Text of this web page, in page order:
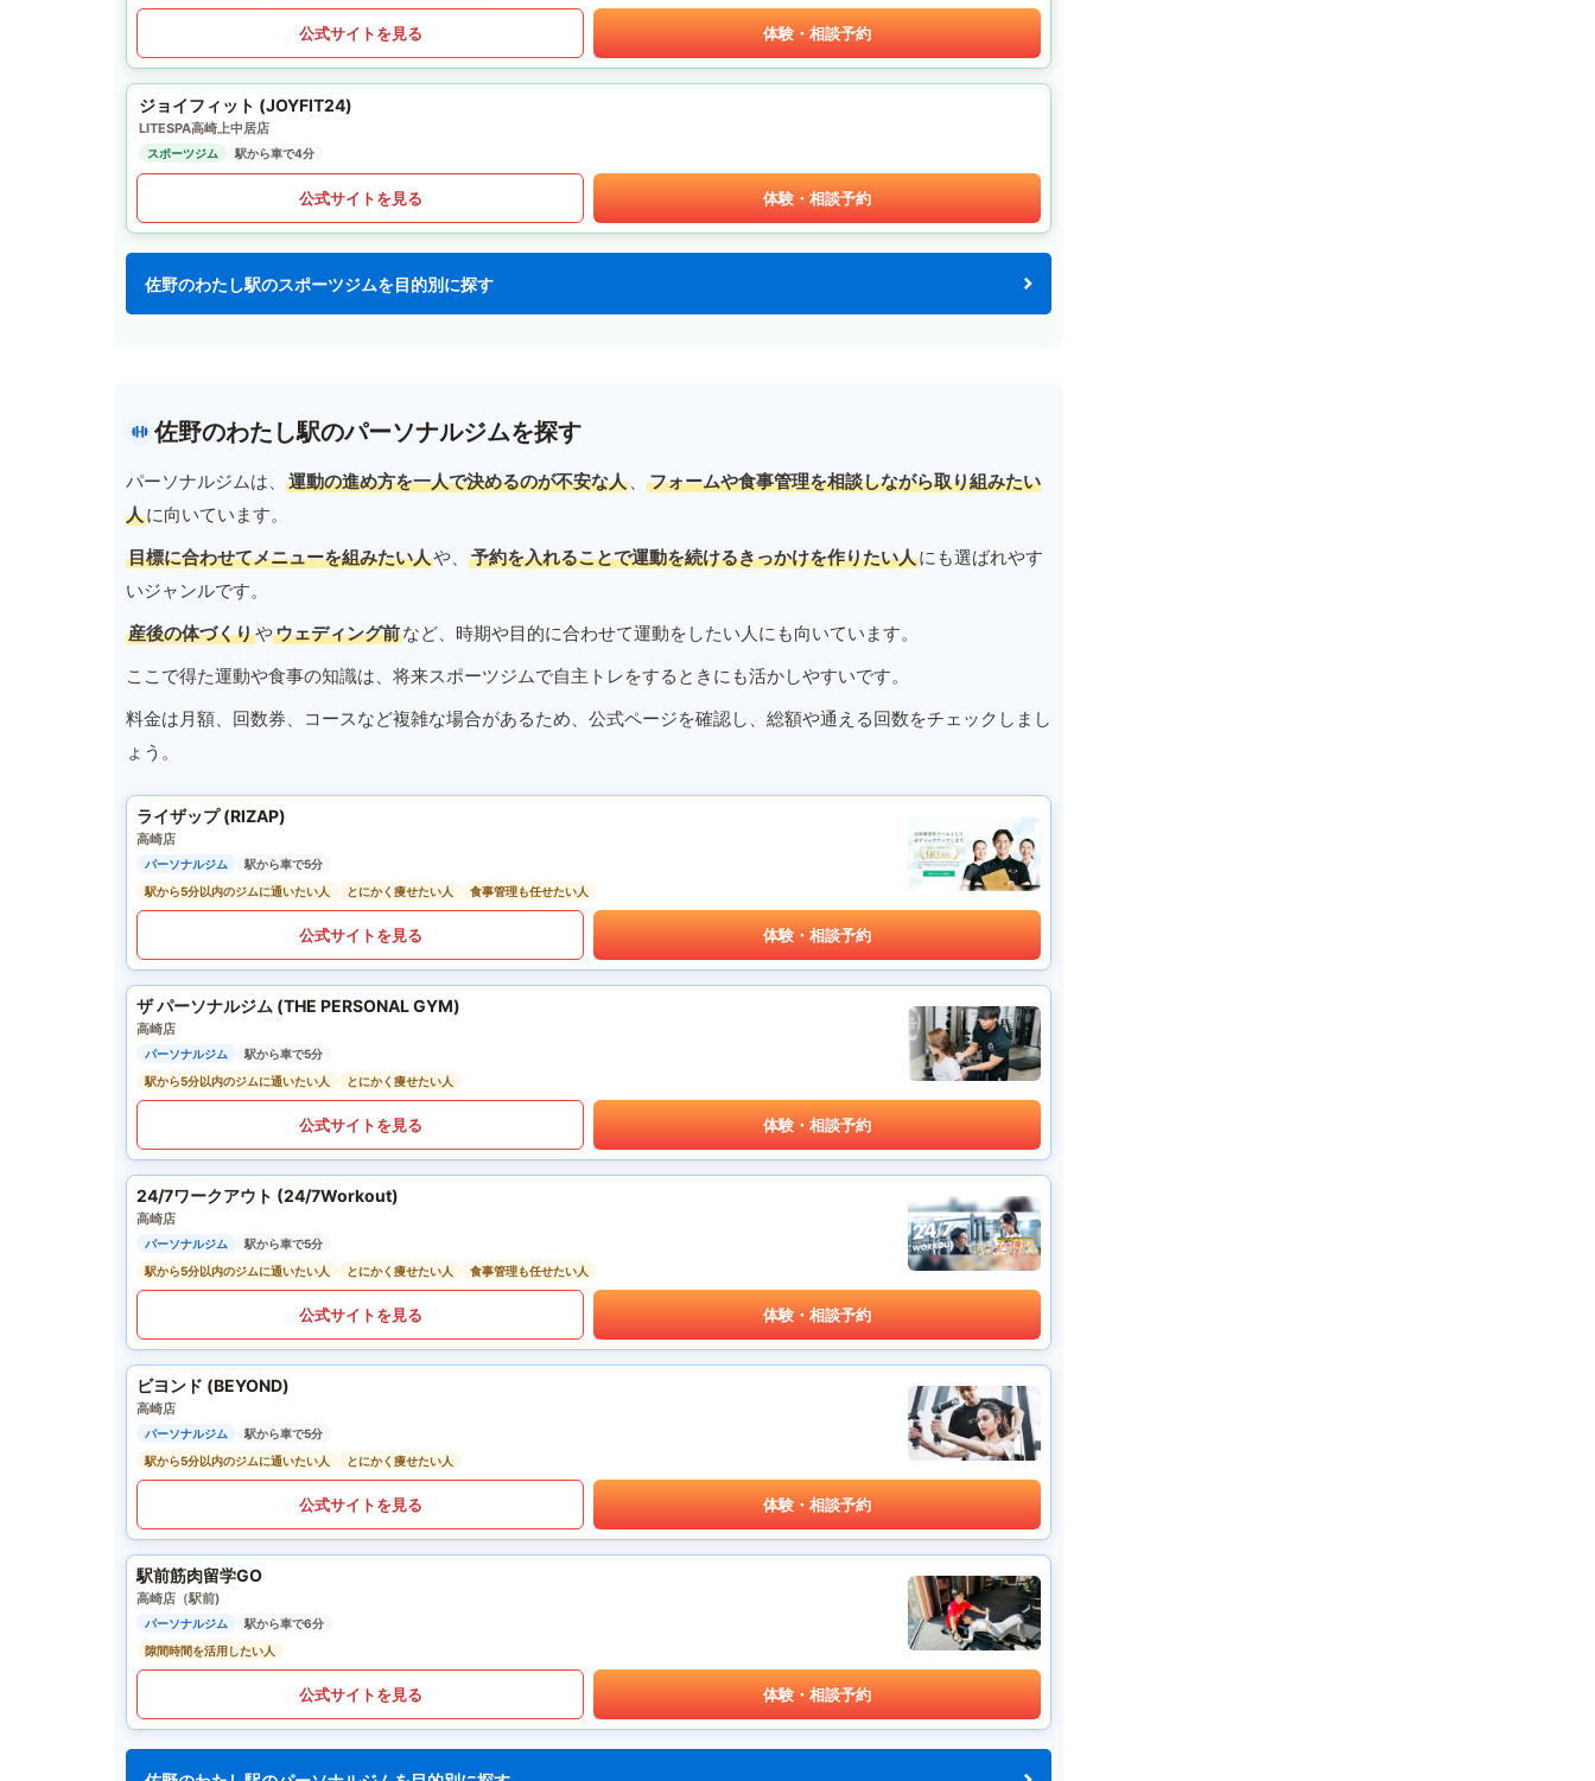
公式サイトを見る 体験・相談予約
ジョイフィット (JOYFIT24)
LITESPA高崎上中居店
スポーツジム 駅から車で4分
公式サイトを見る 体験・相談予約
佐野のわたし駅のスポーツジムを目的別に探す
佐野のわたし駅のパーソナルジムを探す
パーソナルジムは、 運動の進め方を一人で決めるのが不安な人 、
フォームや食事管理を相談しながら取り組みたい
人に向いています。
目標に合わせてメニューを組みたい人や、 予約を入れることで運動を続けるきっかけを作りたい人にも選ばれやす
いジャンルです。
産後の体づくりやウェディング前など、時期や目的に合わせて運動をしたい人にも向いています。
ここで得た運動や食事の知識は、将来スポーツジムで自主トレをするときにも活かしやすいです。
料金は月額、回数券、コースなど複雑な場合があるため、公式ページを確認し、総額や通える回数をチェックしまし
ょう。
ライザップ (RIZAP)
高崎店
パーソナルジム
駅から車で5分
駅から5分以内のジムに通いたい人
とにかく痩せたい人 食事管理も任せたい人
公式サイトを見る 体験・相談予約
ザ パーソナルジム (THE PERSONAL GYM)
高崎店
パーソナルジム
駅から車で5分
駅から5分以内のジムに通いたい人
とにかく痩せたい人
公式サイトを見る 体験・相談予約
24/7ワークアウト (24/7Workout)
高崎店
パーソナルジム
駅から車で5分
駅から5分以内のジムに通いたい人
とにかく痩せたい人 食事管理も任せたい人
公式サイトを見る 体験・相談予約
ビヨンド (BEYOND)
高崎店
パーソナルジム
駅から車で5分
駅から5分以内のジムに通いたい人
とにかく痩せたい人
公式サイトを見る 体験・相談予約
駅前筋肉留学GO
高崎店（駅前)
パーソナルジム
駅から車で6分
隙間時間を活用したい人
公式サイトを見る 体験・相談予約